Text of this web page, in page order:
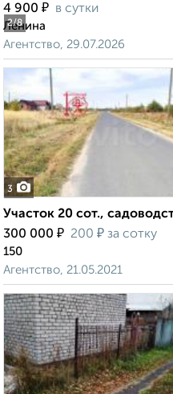
2/8
4 900 ₽ в сутки
Ленина
Агентство, 29.07.2026
3
Участок 20 сот.,
300 000 ₽ 200 ₽ за сотку
150
Агентство, 21.05.2021